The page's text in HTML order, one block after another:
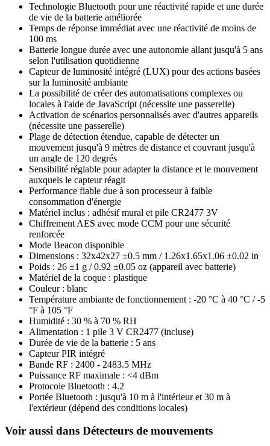
Technologie Bluetooth pour une réactivité rapide et une durée
de vie de la batterie améliorée
Temps de réponse immédiat avec une réactivité de moins de
100 ms
Batterie longue durée avec une autonomie allant jusqu'à 5 ans
selon l'utilisation quotidienne
Capteur de luminosité intégré (LUX) pour des actions basées
sur la luminosité ambiante
La possibilité de créer des automatisations complexes ou
locales à l'aide de JavaScript (nécessite une passerelle)
Activation de scénarios personnalisés avec d'autres appareils
(nécessite une passerelle)
Plage de détection étendue, capable de détecter un
mouvement jusqu'à 9 mètres de distance et couvrant jusqu'à
un angle de 120 degrés
Sensibilité réglable pour adapter la distance et le mouvement
auxquels le capteur réagit
Performance fiable due à son processeur à faible
consommation d'énergie
Matériel inclus : adhésif mural et pile CR2477 3V
Chiffrement AES avec mode CCM pour une sécurité
renforcée
Mode Beacon disponible
Dimensions : 32x42x27 ±0.5 mm / 1.26х1.65х1.06 ±0.02 in
Poids : 26 ±1 g / 0.92 ±0.05 oz (appareil avec batterie)
Matériel de la coque : plastique
Couleur : blanc
Température ambiante de fonctionnement : -20 °C à 40 °C / -5
°F à 105 °F
Humidité : 30 % à 70 % RH
Alimentation : 1 pile 3 V CR2477 (incluse)
Durée de vie de la batterie : 5 ans
Capteur PIR intégré
Bande RF : 2400 - 2483.5 MHz
Puissance RF maximale : <4 dBm
Protocole Bluetooth : 4.2
Portée Bluetooth : jusqu'à 10 m à l'intérieur et 30 m à
l'extérieur (dépend des conditions locales)
Voir aussi dans Détecteurs de mouvements